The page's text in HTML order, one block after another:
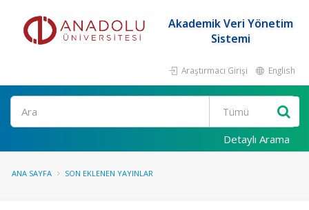
Akademik Veri Yönetim
Sistemi
Araştırmacı Girişi English
Ara
Detaylı Arama
ANA SAYFA SON EKLENEN YAYINLAR